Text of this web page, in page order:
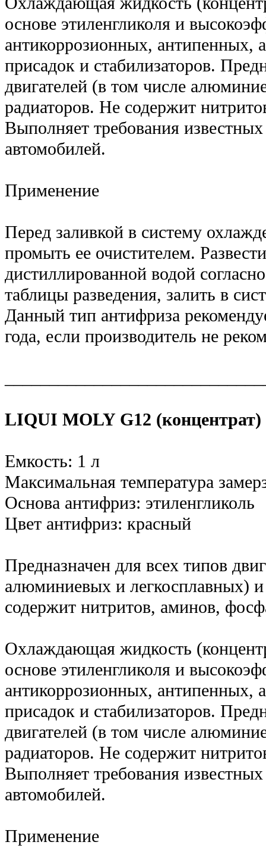
основе этиленгликоля и
антикоррозионных, антипенных,
присадок и стабилизаторов.
двигателей (в том числе
радиаторов. Не содержит
Выполняет требования
автомобилей.
Применение
Перед заливкой в систему
промыть ее очистителем.
дистиллированной водой
таблицы разведения, залить в
Данный тип антифриза
года, если производитель не
LIQUI MOLY G12
Емкость: 1 л
Максимальная температура
Основа антифриз: этиленгликоль
Цвет антифриз: красный
Предназначен для всех типов
алюминиевых и легкосплавных)
содержит нитритов, аминов,
Охлаждающая жидкость
основе этиленгликоля и
антикоррозионных, антипенных,
присадок и стабилизаторов.
двигателей (в том числе
радиаторов. Не содержит
Выполняет требования
автомобилей.
Применение